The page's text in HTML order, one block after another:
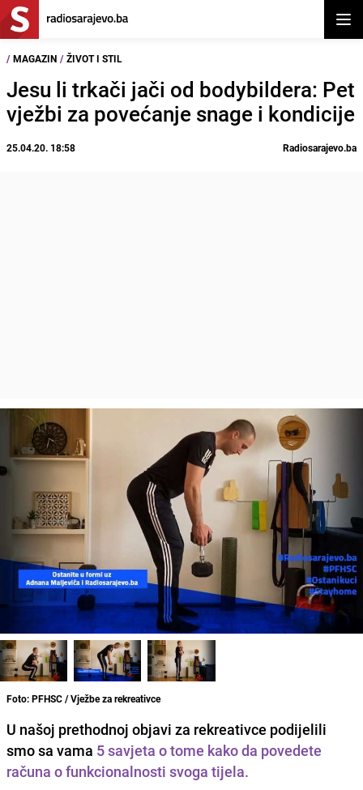
/ MAGAZIN / ŽIVOT I STIL
Jesu li trkači jači od bodybildera: Pet
vježbi za povećanje snage i kondicije
25.04.20. 18:58 Radiosarajevo.ba
Foto: PFHSC / Vježbe za rekreativce
U našoj prethodnoj objavi za rekreativce podijelili
smo sa vama 5 savjeta o tome kako da povedete
računa o funkcionalnosti svoga tijela.